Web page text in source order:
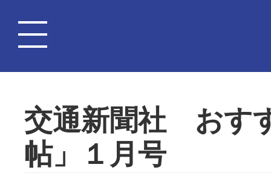
交通新聞社 おす
帖」１月号